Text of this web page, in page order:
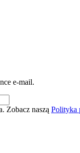
e-mail.
Zobacz naszą Polityka